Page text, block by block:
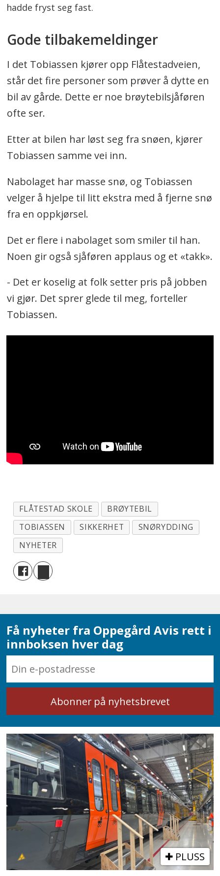
hadde fryst seg fast.
Gode tilbakemeldinger
I det Tobiassen kjører opp Flåtestadveien,
står det fire personer som prøver å dytte en
bil av gårde. Dette er noe brøytebilsjåføren
ofte ser.
Etter at bilen har løst seg fra snøen, kjører
Tobiassen samme vei inn.
Nabolaget har masse snø, og Tobiassen
velger å hjelpe til litt ekstra med å fjerne snø
fra en oppkjørsel.
Det er flere i nabolaget som smiler til han.
Noen gir også sjåføren applaus og et «takk».
- Det er koselig at folk setter pris på jobben
vi gjør. Det sprer glede til meg, forteller
Tobiassen.
FLÅTESTAD SKOLE
BRØYTEBIL
TOBIASSEN
SIKKERHET
SNØRYDDING
NYHETER
Få nyheter fra Oppegård Avis rett i
innboksen hver dag
PLUSS